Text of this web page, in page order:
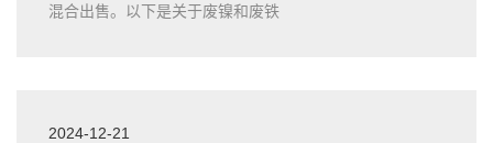
混合出售。以下是关于废镍和废铁
2024-12-21